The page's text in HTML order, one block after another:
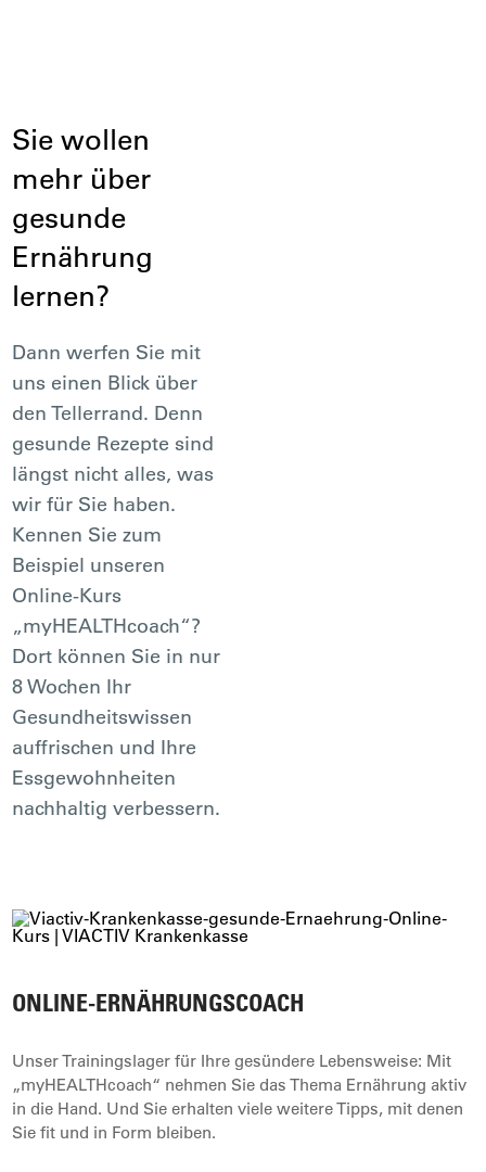
Sie wollen
mehr über
gesunde
Ernährung
lernen?
Dann werfen Sie mit
uns einen Blick über
den Tellerrand. Denn
gesunde Rezepte sind
längst nicht alles, was
wir für Sie haben.
Kennen Sie zum
Beispiel unseren
Online-Kurs
„myHEALTHcoach“?
Dort können Sie in nur
8 Wochen Ihr
Gesundheitswissen
auffrischen und Ihre
Essgewohnheiten
nachhaltig verbessern.
ONLINE-ERNÄHRUNGSCOACH
Unser Trainingslager für Ihre gesündere Lebensweise: Mit
„myHEALTHcoach“ nehmen Sie das Thema Ernährung aktiv
in die Hand. Und Sie erhalten viele weitere Tipps, mit denen
Sie fit und in Form bleiben.